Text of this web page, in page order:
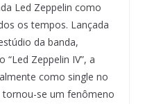
Led Zeppelin como
os tempos. Lançada
da banda,
Zeppelin IV”, a
como single no
tornou-se um fenômeno